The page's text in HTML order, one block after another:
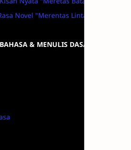
Novel "Merentas Lintas"
& MENULIS DASAR